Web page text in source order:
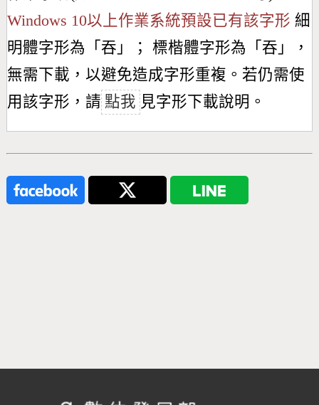
Windows 10以上作業系統預設已有該字形 細
明體字形為「 吞 」； 標楷體字形為「 吞 」，
無需下載，以避免造成字形重複。若仍需使
用該字形，請 點我 見字形下載說明。